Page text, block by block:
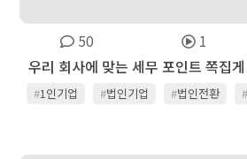
50 1
우리 회사에 맞는 세무 포인트 쪽집
#1인기업 #법인기업 #법인전환 #